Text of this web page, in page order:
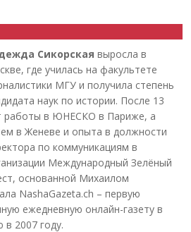
Сикорская выросла в
где училась на факультете
МГУ и получила степень
наук по истории. После 13
работы в ЮНЕСКО в Париже, а
в Женеве и опыта в должности
по коммуникациям в
Международный Зелёный
основанной Михаилом
NashaGazeta.ch – первую
ежедневную онлайн-газету в
2007 году.